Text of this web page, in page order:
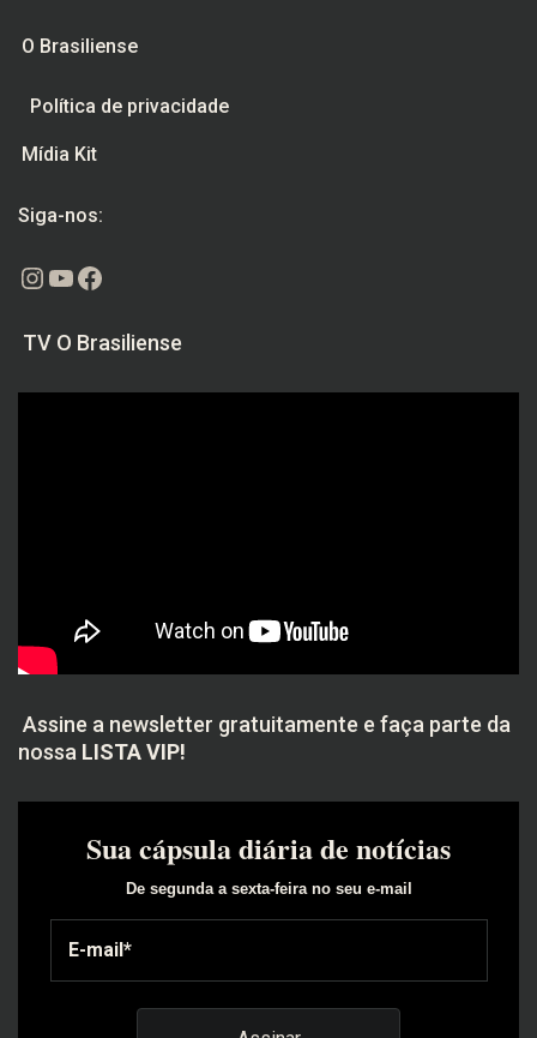
O Brasiliense
Política de privacidade
Mídia Kit
Siga-nos:
Instagram
Youtube
Facebook
TV O Brasiliense
Assine a newsletter gratuitamente e faça parte da
nossa LISTA VIP!
Sua cápsula diária de notícias
De segunda a sexta-feira no seu e-mail